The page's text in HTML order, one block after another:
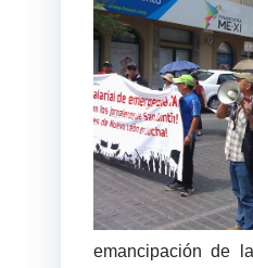
emancipación de